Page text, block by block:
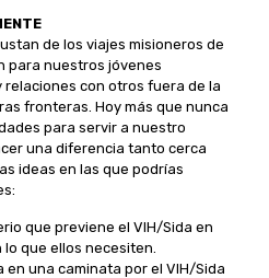
de los viajes misioneros de
para nuestros jóvenes
con otros fuera de la
fronteras. Hoy más que nunca
para servir a nuestro
una diferencia tanto cerca
ideas en las que podrías
que previene el VIH/Sida en
que ellos necesiten.
una caminata por el VIH/Sida